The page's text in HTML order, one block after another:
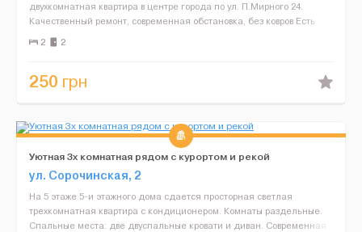
двухкомнатная квартира в центре города по ул. П.Мирного 24.
Качественный ремонт, современная обстановка, без ковров Есть
кондиционер, интернет, вай-фай, встроенная техника. Брони...
2 2
250 грн
Уютная 3х комнатная рядом с курортом и рекой
ул. Сорочинская, 2
На 5 этаже 5-и этажного дома сдается просторная светлая
трехкомнатная квартира с кондиционером. Комнаты раздельные.
Спальные места: две двуспальные кровати и диван. Современная